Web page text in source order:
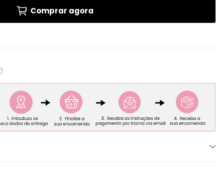
Comprar agora